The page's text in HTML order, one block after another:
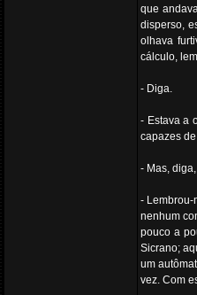
que
disperso,
olhava
cálculo,
- Diga.
- Estava a
capazes
- Mas,
- Lembrou-
nenhum
pouco a
Sicrano;
um
vez. Com